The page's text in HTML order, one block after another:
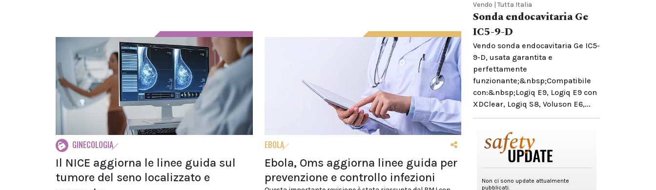
GINECOLOGIA
Il NICE aggiorna le linee guida sul
tumore del seno localizzato e
EBOLA
Ebola, Oms aggiorna linee guida per
prevenzione e controllo infezioni
Vendo | Tutta Italia
Sonda endocavitaria Ge
IC5-9-D
Vendo sonda endocavitaria Ge IC5-
9-D, usata garantita e
perfettamente
funzionante;&nbsp;Compatibile
con:&nbsp;Logiq E9, Logiq E9 con
XDClear, Logiq S8, Voluson E6,...